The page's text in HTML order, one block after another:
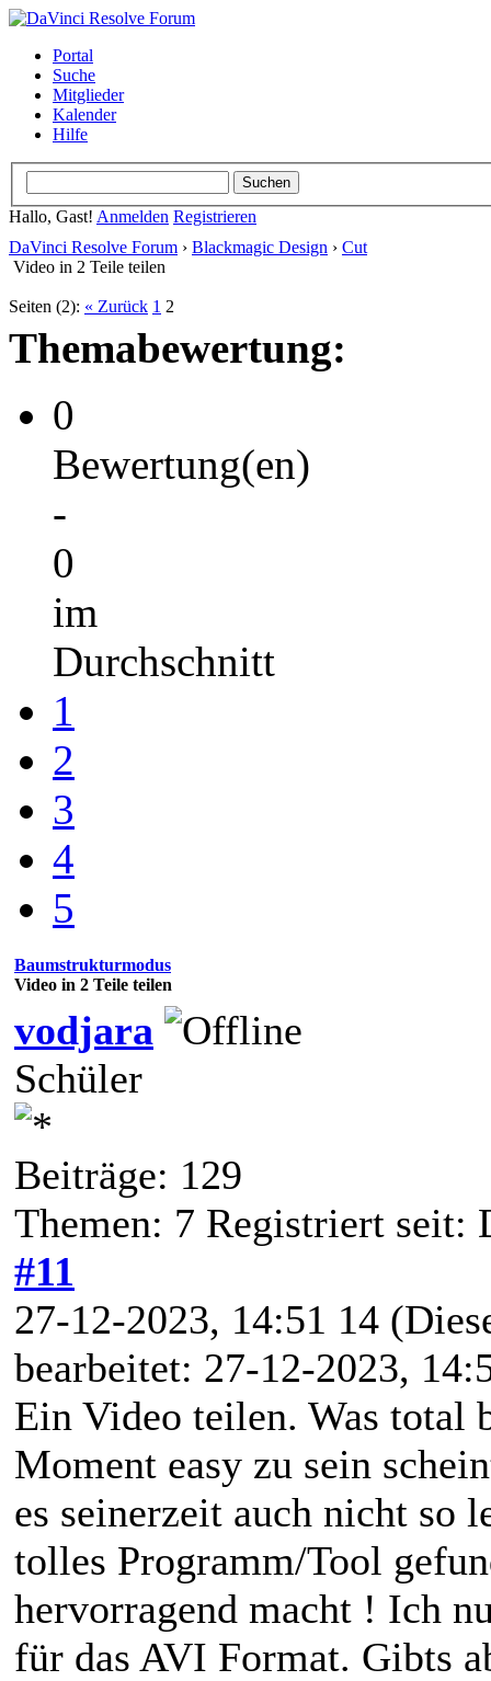
Portal
Suche
Mitglieder
Kalender
Hilfe
Hallo, Gast! Anmelden Registrieren
DaVinci Resolve Forum › Blackmagic Design › Cut
Video in 2 Teile teilen
Seiten (2): « Zurück 1 2
Themabewertung:
0
Bewertung(en)
-
0
im
Durchschnitt
1
2
3
4
5
Baumstrukturmodus
Video in 2 Teile teilen
vodjara
Schüler
Beiträge: 129
Themen: 7 Registriert seit:
#11
27-12-2023, 14:51 14
bearbeitet: 27-12-2023,
Ein Video teilen. Was total
Moment easy zu sein
es seinerzeit auch nicht so
tolles Programm/Tool
hervorragend macht ! Ich
für das AVI Format. Gibts